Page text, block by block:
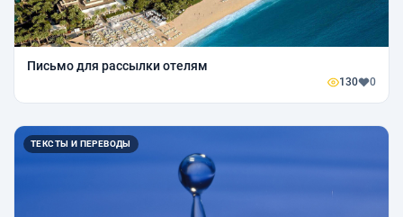
Письмо для рассылки отелям
130 0
ТЕКСТЫ И ПЕРЕВОДЫ